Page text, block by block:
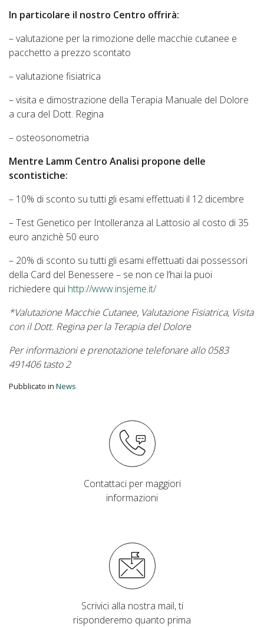
In particolare il nostro Centro offrirà:
– valutazione per la rimozione delle macchie cutanee e
pacchetto a prezzo scontato
– valutazione fisiatrica
– visita e dimostrazione della Terapia Manuale del Dolore
a cura del Dott. Regina
– osteosonometria
Mentre Lamm Centro Analisi propone delle
scontistiche:
– 10% di sconto su tutti gli esami effettuati il 12 dicembre
– Test Genetico per Intolleranza al Lattosio al costo di 35
euro anzichè 50 euro
– 20% di sconto su tutti gli esami effettuati dai possessori
della Card del Benessere – se non ce l’hai la puoi
richiedere qui http://www.insjeme.it/
*Valutazione Macchie Cutanee, Valutazione Fisiatrica, Visita
con il Dott. Regina per la Terapia del Dolore
Per informazioni e prenotazione telefonare allo 0583
491406 tasto 2
Pubblicato in News
Contattaci per maggiori
informazioni
Scrivici alla nostra mail, ti
risponderemo quanto prima